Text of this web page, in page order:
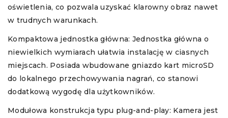
oświetlenia, co pozwala uzyskać klarowny obraz nawet
w trudnych warunkach.
Kompaktowa jednostka główna: Jednostka główna o
niewielkich wymiarach ułatwia instalację w ciasnych
miejscach. Posiada wbudowane gniazdo kart microSD
do lokalnego przechowywania nagrań, co stanowi
dodatkową wygodę dla użytkowników.
Modułowa konstrukcja typu plug-and-play: Kamera jest